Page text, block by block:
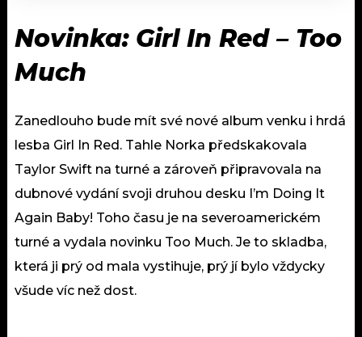
Novinka: Girl In Red – Too
Much
Zanedlouho bude mít své nové album venku i hrdá
lesba Girl In Red. Tahle Norka předskakovala
Taylor Swift na turné a zároveň připravovala na
dubnové vydání svoji druhou desku I’m Doing It
Again Baby! Toho času je na severoamerickém
turné a vydala novinku Too Much. Je to skladba,
která ji prý od mala vystihuje, prý jí bylo vždycky
všude víc než dost.